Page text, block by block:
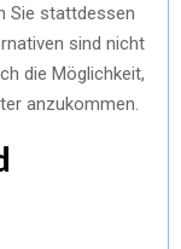
Sie stattdessen
sind nicht
die Möglichkeit,
anzukommen.